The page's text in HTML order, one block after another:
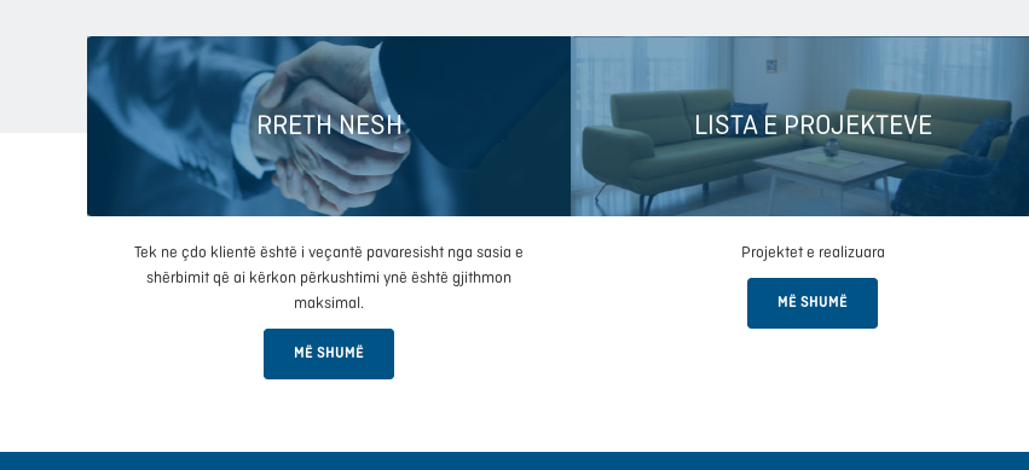
RRETH NESH
Tek ne çdo klientë është i veçantë pavaresisht nga sasia e
shërbimit që ai kërkon përkushtimi ynë është gjithmon
maksimal.
MË SHUMË
LISTA E PROJEKTEVE
Projektet e realizuara
MË SHUMË